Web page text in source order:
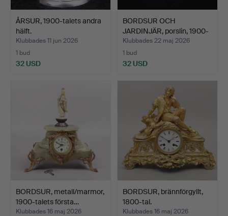
ÅRSUR, 1900-talets andra
hälft.
Klubbades 11 jun 2026
1 bud
32 USD
BORDSUR OCH
JARDINJÄR, porslin, 1900-
talet…
Klubbades 22 maj 2026
1 bud
32 USD
BORDSUR, metall/marmor,
1900-talets första…
Klubbades 16 maj 2026
BORDSUR, brännförgyllt,
1800-tal.
Klubbades 16 maj 2026